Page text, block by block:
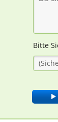
Bitte